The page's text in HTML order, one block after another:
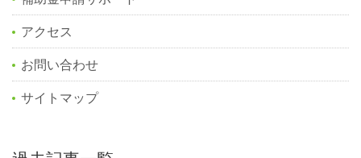
アクセス
お問い合わせ
サイトマップ